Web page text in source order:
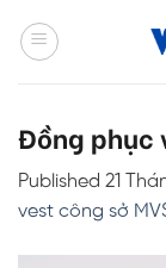
Đồng phục
Published 21
vest công sở